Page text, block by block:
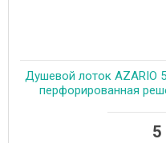
Душевой лоток AZARIO
перфорированная
5